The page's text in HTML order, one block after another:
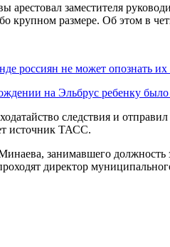
арестовал заместителя
крупном размере. Об этом в
россиян не может опознать
на Эльбрус ребенку было
следствия и
источник ТАСС.
занимавшего должность
директор